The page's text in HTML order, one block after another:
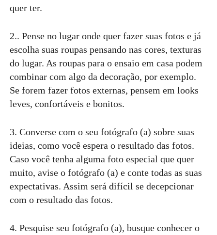
quer ter.
2.. Pense no lugar onde quer fazer suas fotos e já
escolha suas roupas pensando nas cores, texturas
do lugar. As roupas para o ensaio em casa podem
combinar com algo da decoração, por exemplo.
Se forem fazer fotos externas, pensem em looks
leves, confortáveis e bonitos.
3. Converse com o seu fotógrafo (a) sobre suas
ideias, como você espera o resultado das fotos.
Caso você tenha alguma foto especial que quer
muito, avise o fotógrafo (a) e conte todas as suas
expectativas. Assim será difícil se decepcionar
com o resultado das fotos.
4. Pesquise seu fotógrafo (a), busque conhecer o